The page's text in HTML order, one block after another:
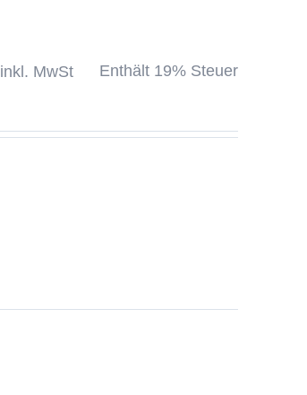
inkl. MwSt
Enthält 19% Steuer